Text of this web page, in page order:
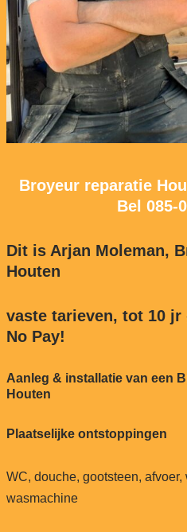
Broyeur reparatie
Bel 085-
Dit is Arjan Moleman,
Houten
vaste tarieven, tot 10 jr
No Pay!
Aanleg & installatie van een
Houten
Plaatselijke ontstoppingen
WC, douche, gootsteen,
wasmachine